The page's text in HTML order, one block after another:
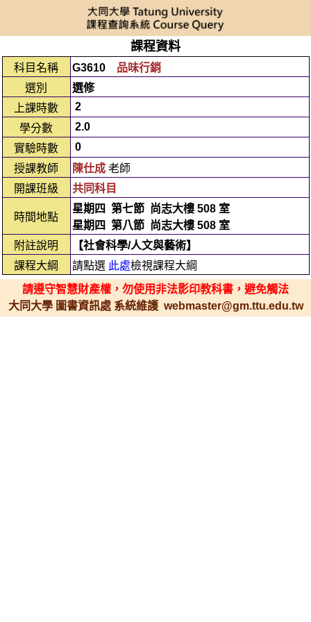
課程資料
科目名稱 G3610
品味行銷
選別
選修
上課時數
2
學分數
2.0
實驗時數
0
授課教師
陳仕成老師
開課班級
共同科目
時間地點
星期四 第七節
尚志大樓 508 室
星期四 第八節
尚志大樓 508 室
附註說明
【社會科學/人文與藝術】
課程大綱
請點選 此處檢視課程大綱
請遵守智慧財產權，勿使用非法影印教科書，避免觸法
大同大學 圖書資訊處 系統維護 webmaster@gm.ttu.edu.tw